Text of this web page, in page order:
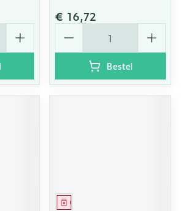
€ 16,72
Aantal
Bestel
Geneesmiddel